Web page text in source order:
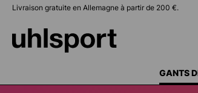
Passer à la navigation
Livraison gratuite en Allemagne à partir de 200 €.
GANTS